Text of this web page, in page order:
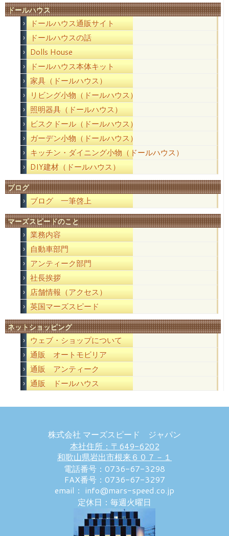
ドールハウス
ドールハウス通販サイト
ドールハウスの話
Dolls House
ドールハウス本体キット
家具（ドールハウス）
リビング小物（ドールハウス）
照明器具（ドールハウス）
ビスクドール（ドールハウス）
ガーデン小物（ドールハウス）
キッチン・ダイニング小物（ドールハウス）
DIY建材（ドールハウス）
ブログ
ブログ 一筆啓上
マーズスピードのこと
業務内容
自動車部門
アンティーク部門
社長挨拶
店舗情報（アクセス）
英国マーズスピード
ネットショッピング
ウェブ・ショップについて
通販 オートモビリア
通販 アンティーク
通販 ドールハウス
株式会社 マーズスピード ジャパン
本社住所：〒649-6202
和歌山県岩出市根来６０７－１
電話番号：0736-67-3298
FAX番号：0736-67-3297
email： info@mars-speed.co.jp
定休日：毎週火曜日